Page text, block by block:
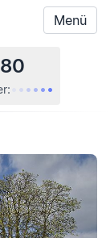
Menü
• • • • •
Menü